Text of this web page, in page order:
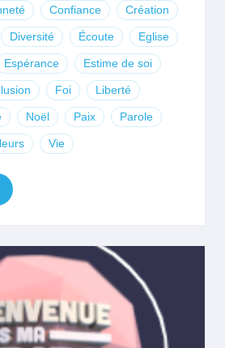
Confiance Création
Diversité Écoute Eglise
Espérance Estime de soi
Foi Liberté
Noël Paix Parole
Vie